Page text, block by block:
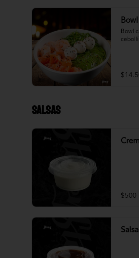
Bowl
Salsas
$500